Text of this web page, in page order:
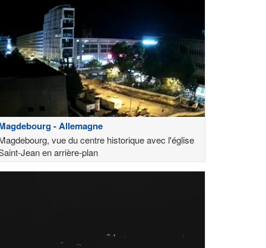
- Allemagne
vue du centre historique avec l'église
Jean en arrière-plan